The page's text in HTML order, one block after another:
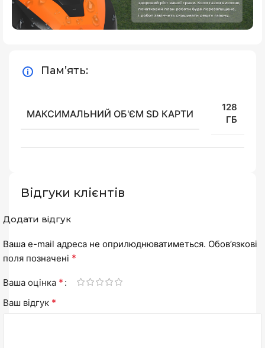
Пам’ять:
МАКСИМАЛЬНИЙ ОБ'ЄМ SD КАРТИ
128
ГБ
Відгуки клієнтів
Додати відгук
Ваша e-mail адреса не оприлюднюватиметься. Обов’язкові
поля позначені *
Ваша оцінка *
Ваш відгук *